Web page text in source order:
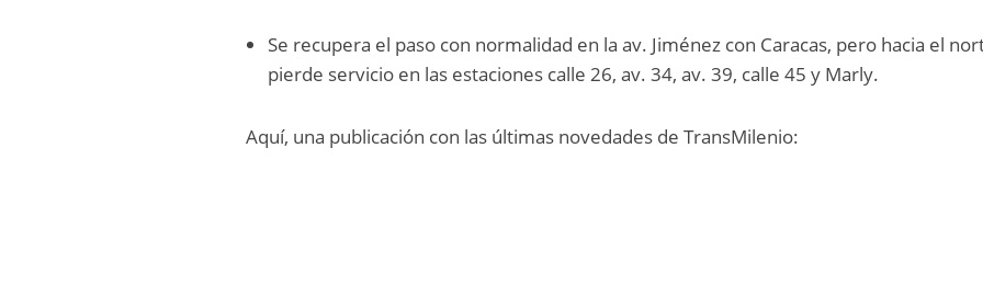
Se recupera el paso con normalidad en la av. Jiménez con Caracas, pero hacia el
pierde servicio en las estaciones calle 26, av. 34, av. 39, calle 45 y Marly.
Aquí, una publicación con las últimas novedades de TransMilenio: